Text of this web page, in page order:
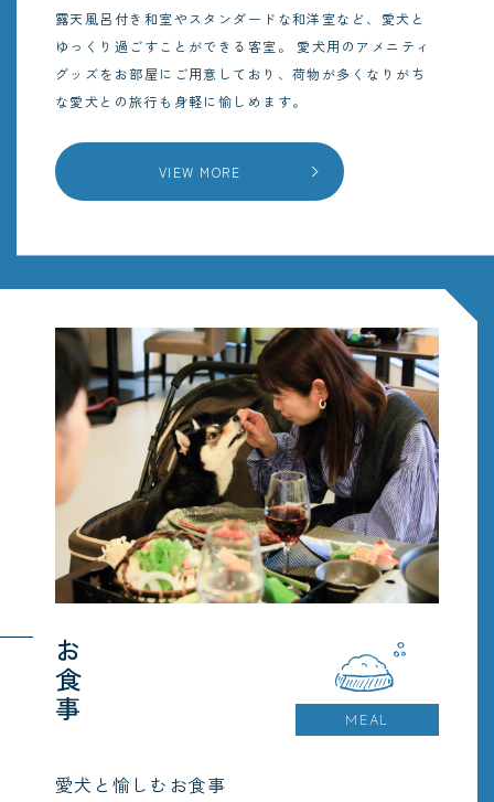
露天風呂付き和室やスタンダードな和洋室など、愛犬と
ゆっくり過ごすことができる客室。
愛犬用のアメニティ
グッズをお部屋にご用意しており、荷物が多くなりがち
な愛犬との旅行も身軽に愉しめます。
VIEW MORE
MEAL
お食事
愛犬と愉しむお食事